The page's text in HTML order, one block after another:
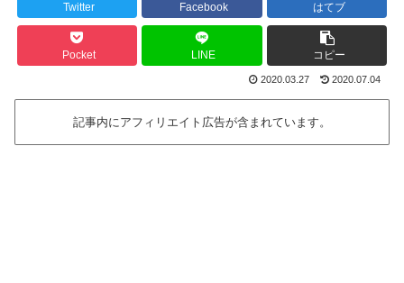
Twitter Facebook はてブ
Pocket LINE コピー
2020.03.27 2020.07.04
記事内にアフィリエイト広告が含まれています。